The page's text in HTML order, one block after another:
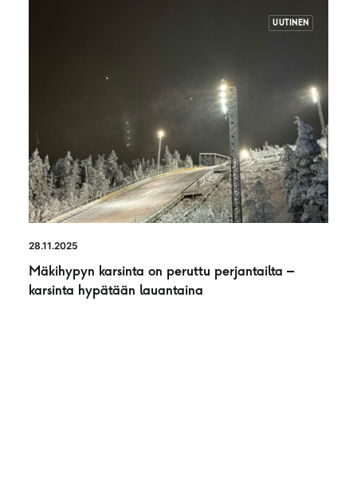
UUTINEN
28.11.2025
Mäkihypyn karsinta on peruttu perjantailta –
karsinta hypätään lauantaina